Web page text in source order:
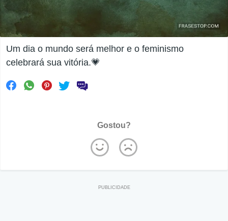
Um dia o mundo será melhor e o feminismo
celebrará sua vitória.💗
Gostou?